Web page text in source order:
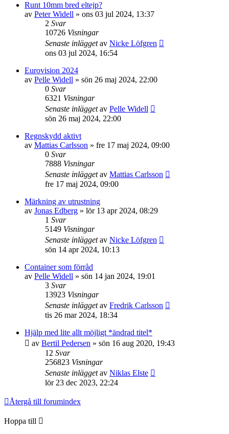
Runt 10mm bred eltejp?
av Peter Widell » ons 03 jul 2024, 13:37
2 Svar
10726 Visningar
Senaste inläggetav Nicke Löfgren
ons 03 jul 2024, 16:54
Eurovision 2024
av Pelle Widell » sön 26 maj 2024, 22:00
0 Svar
6321 Visningar
Senaste inläggetav Pelle Widell
sön 26 maj 2024, 22:00
Regnskydd aktivt
av Mattias Carlsson » fre 17 maj 2024, 09:00
0 Svar
7888 Visningar
Senaste inläggetav Mattias Carlsson
fre 17 maj 2024, 09:00
Märkning av utrustning
av Jonas Edberg » lör 13 apr 2024, 08:29
1 Svar
5149 Visningar
Senaste inläggetav Nicke Löfgren
sön 14 apr 2024, 10:13
Container som förråd
av Pelle Widell » sön 14 jan 2024, 19:01
3 Svar
13923 Visningar
Senaste inläggetav Fredrik Carlsson
tis 26 mar 2024, 18:34
Hjälp med lite allt möjligt *ändrad titel*
av Bertil Pedersen » sön 16 aug 2020, 19:43
12 Svar
256823 Visningar
Senaste inläggetav Niklas Elste
lör 23 dec 2023, 22:24
Återgå till forumindex
Hoppa till